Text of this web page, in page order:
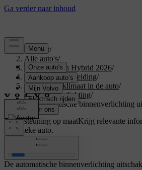
Support/
Alle auto's/
XC60 Plug-in Hybrid 2026/
Gebruikershandleiding/
Comfort en klimaat in de auto/
Interieurverlichting/
De automatische binnenverlichting
Ondersteuning op maatKrijg relevante
specifieke auto.
De automatische binnenverlichting